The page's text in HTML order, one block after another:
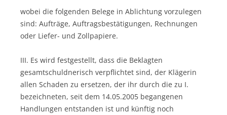
wobei die folgenden Belege in Ablichtung vorzulegen
sind: Aufträge, Auftragsbestätigungen, Rechnungen
oder Liefer- und Zollpapiere.
III. Es wird festgestellt, dass die Beklagten
gesamtschuldnerisch verpflichtet sind, der Klägerin
allen Schaden zu ersetzen, der ihr durch die zu I.
bezeichneten, seit dem 14.05.2005 begangenen
Handlungen entstanden ist und künftig noch